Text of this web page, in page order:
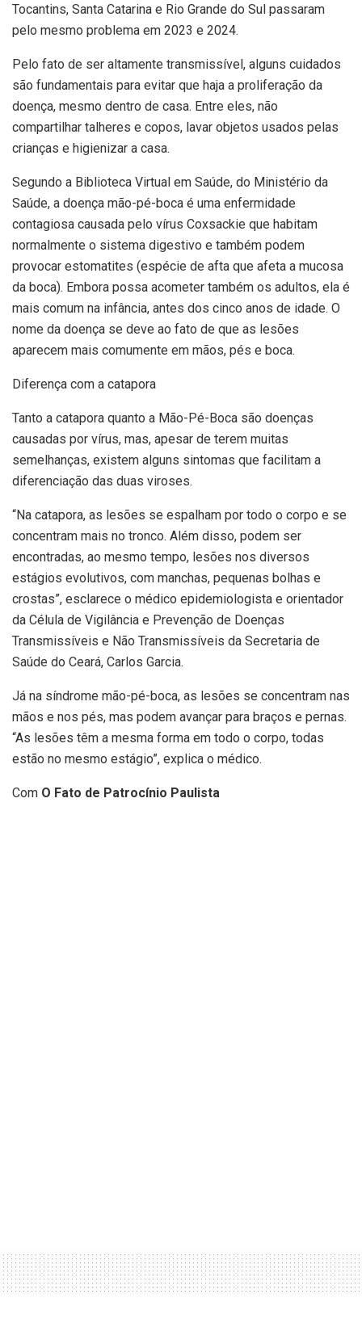
Tocantins, Santa Catarina e Rio Grande do Sul passaram
pelo mesmo problema em 2023 e 2024.
Pelo fato de ser altamente transmissível, alguns cuidados
são fundamentais para evitar que haja a proliferação da
doença, mesmo dentro de casa. Entre eles, não
compartilhar talheres e copos, lavar objetos usados pelas
crianças e higienizar a casa.
Segundo a Biblioteca Virtual em Saúde, do Ministério da
Saúde, a doença mão-pé-boca é uma enfermidade
contagiosa causada pelo vírus Coxsackie que habitam
normalmente o sistema digestivo e também podem
provocar estomatites (espécie de afta que afeta a mucosa
da boca). Embora possa acometer também os adultos, ela é
mais comum na infância, antes dos cinco anos de idade. O
nome da doença se deve ao fato de que as lesões
aparecem mais comumente em mãos, pés e boca.
Diferença com a catapora
Tanto a catapora quanto a Mão-Pé-Boca são doenças
causadas por vírus, mas, apesar de terem muitas
semelhanças, existem alguns sintomas que facilitam a
diferenciação das duas viroses.
“Na catapora, as lesões se espalham por todo o corpo e se
concentram mais no tronco. Além disso, podem ser
encontradas, ao mesmo tempo, lesões nos diversos
estágios evolutivos, com manchas, pequenas bolhas e
crostas”, esclarece o médico epidemiologista e orientador
da Célula de Vigilância e Prevenção de Doenças
Transmissíveis e Não Transmissíveis da Secretaria de
Saúde do Ceará, Carlos Garcia.
Já na síndrome mão-pé-boca, as lesões se concentram nas
mãos e nos pés, mas podem avançar para braços e pernas.
“As lesões têm a mesma forma em todo o corpo, todas
estão no mesmo estágio”, explica o médico.
Com O Fato de Patrocínio Paulista